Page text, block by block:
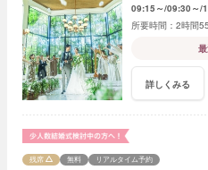
09:15～ 09:30～
2時間
詳しくみる
残席 無料 リアルタイム予約